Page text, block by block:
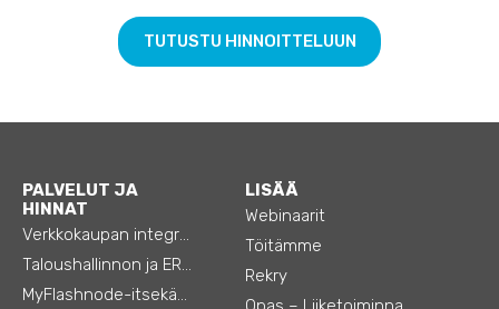
TUTUSTU HINNOITTELUUN
PALVELUT JA
HINNAT
Verkkokaupan integraatiot
Taloushallinnon ja ERP:n integraatiot
MyFlashnode-itsekäyttö-automaatio
LISÄÄ
Webinaarit
Töitämme
Rekry